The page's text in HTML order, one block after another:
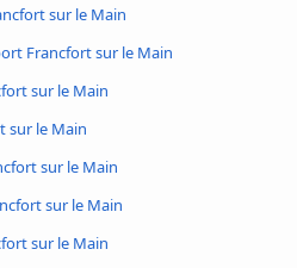
sur le Main
Francfort sur le Main
sur le Main
sur le Main
sur le Main
sur le Main
sur le Main